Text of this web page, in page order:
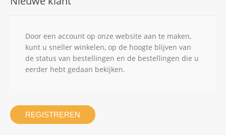
Door een account op onze website aan te maken,
kunt u sneller winkelen, op de hoogte blijven van
de status van bestellingen en de bestellingen die u
eerder hebt gedaan bekijken.
REGISTREREN